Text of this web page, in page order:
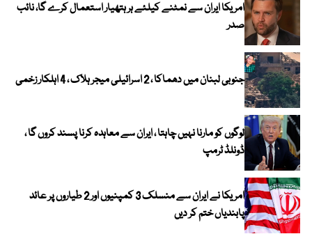
امریکا ایران سے نمٹنے کیلئے ہر ہتھیار استعمال کرے گا، نائب
صدر
جنوبی لبنان میں دھماکا ، 2 اسرائیلی میجر ہلاک ، 4 اہلکار زخمی
لوگوں کو مارنا نہیں چاہتا ، ایران سے معاہدہ کرنا پسند کروں گا ،
ڈونلڈ ٹرمپ
امریکا نے ایران سے منسلک 3 کمپنیوں اور 2 طیاروں پر عائد
پابندیاں ختم کر دیں